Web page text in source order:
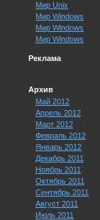
Мир Unix
Мир Windows
Мир Windows
Мир Windows
Реклама
Архив
Май 2012
Апрель 2012
Март 2012
Февраль 2012
Январь 2012
Декабрь 2011
Ноябрь 2011
Октябрь 2011
Сентябрь 2011
Август 2011
Июль 2011